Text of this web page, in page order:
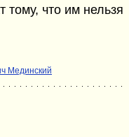
тому, что им нельзя
Мединский